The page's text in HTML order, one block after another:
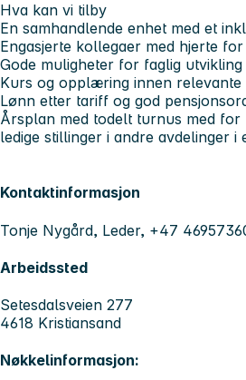
Hva kan vi tilby
En samhandlende enhet med et
Engasjerte kollegaer med hjerte
Gode muligheter for faglig
Kurs og opplæring innen relevante
Lønn etter tariff og god
Årsplan med todelt turnus med
ledige stillinger i andre avdelinger i
Kontaktinformasjon
Tonje Nygård, Leder, +47
Arbeidssted
Setesdalsveien 277
4618 Kristiansand
Nøkkelinformasjon: